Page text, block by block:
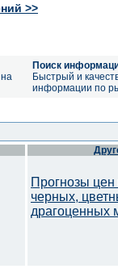
>>
Поиск
Быстрый и
информации по
Прогнозы
черных,
драгоценных